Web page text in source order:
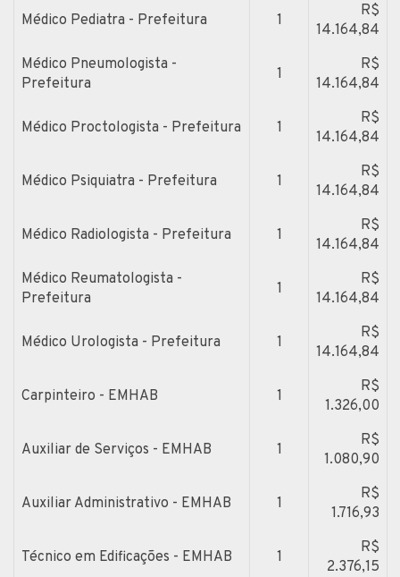
Médico Pediatra - Prefeitura 1
R$
14.164,84
Médico Pneumologista -
Prefeitura
1
R$
14.164,84
Médico Proctologista - Prefeitura 1
R$
14.164,84
Médico Psiquiatra - Prefeitura 1
R$
14.164,84
Médico Radiologista - Prefeitura 1
R$
14.164,84
Médico Reumatologista -
Prefeitura
1
R$
14.164,84
Médico Urologista - Prefeitura 1
R$
14.164,84
Carpinteiro - EMHAB 1
R$
1.326,00
Auxiliar de Serviços - EMHAB 1
R$
1.080,90
Auxiliar Administrativo - EMHAB 1
R$
1.716,93
Técnico em Edificações - EMHAB 1
R$
2.376,15